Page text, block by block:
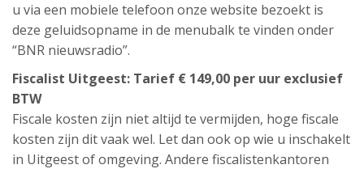
u via een mobiele telefoon onze website bezoekt is
deze geluidsopname in de menubalk te vinden onder
“BNR nieuwsradio”.
Fiscalist Uitgeest: Tarief € 149,00 per uur exclusief
BTW
Fiscale kosten zijn niet altijd te vermijden, hoge fiscale
kosten zijn dit vaak wel. Let dan ook op wie u inschakelt
in Uitgeest of omgeving. Andere fiscalistenkantoren